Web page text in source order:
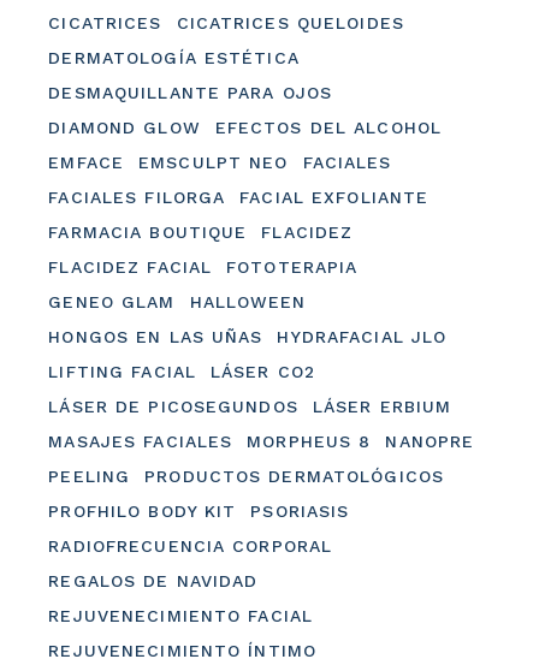
CICATRICES
CICATRICES QUELOIDES
DERMATOLOGÍA ESTÉTICA
DESMAQUILLANTE PARA OJOS
DIAMOND GLOW
EFECTOS DEL ALCOHOL
EMFACE
EMSCULPT NEO
FACIALES
FACIALES FILORGA
FACIAL EXFOLIANTE
FARMACIA BOUTIQUE
FLACIDEZ
FLACIDEZ FACIAL
FOTOTERAPIA
GENEO GLAM
HALLOWEEN
HONGOS EN LAS UÑAS
HYDRAFACIAL JLO
LIFTING FACIAL
LÁSER CO2
LÁSER DE PICOSEGUNDOS
LÁSER ERBIUM
MASAJES FACIALES
MORPHEUS 8
NANOPRE
PEELING
PRODUCTOS DERMATOLÓGICOS
PROFHILO BODY KIT
PSORIASIS
RADIOFRECUENCIA CORPORAL
REGALOS DE NAVIDAD
REJUVENECIMIENTO FACIAL
REJUVENECIMIENTO ÍNTIMO